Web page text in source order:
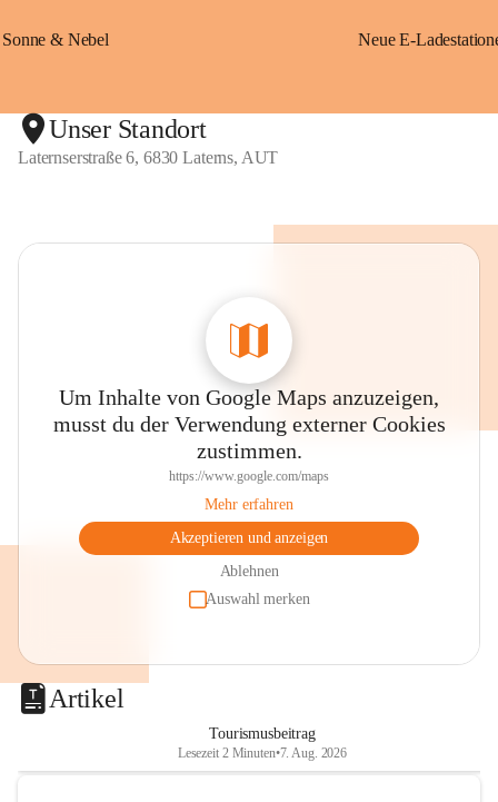
Sonne & Nebel
Unser Standort
Laternserstraße 6, 6830 Laterns, AUT
Um Inhalte von Google Maps anzuzeigen,
musst du der Verwendung externer Cookies
zustimmen.
https://www.google.com/maps
Mehr erfahren
Akzeptieren und anzeigen
Ablehnen
Auswahl merken
Artikel
Tourismusbeitrag
Lesezeit 2 Minuten•7. Aug. 2026